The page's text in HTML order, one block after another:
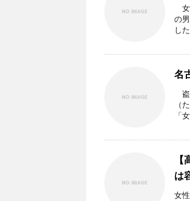
女
の
し
名
盗
（
「
は
女